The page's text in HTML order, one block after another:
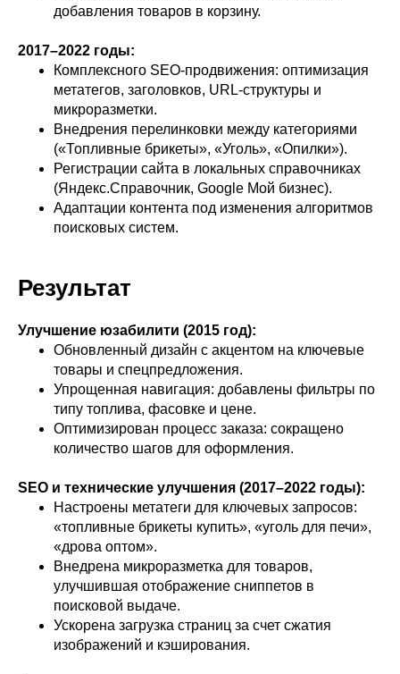
добавления товаров в корзину.
2017–2022 годы:
Комплексного SEO-продвижения: оптимизация
метатегов, заголовков, URL-структуры и
микроразметки.
Внедрения перелинковки между категориями
(«Топливные брикеты», «Уголь», «Опилки»).
Регистрации сайта в локальных справочниках
(Яндекс.Справочник, Google Мой бизнес).
Адаптации контента под изменения алгоритмов
поисковых систем.
Результат
Улучшение юзабилити (2015 год):
Обновленный дизайн с акцентом на ключевые
товары и спецпредложения.
Упрощенная навигация: добавлены фильтры по
типу топлива, фасовке и цене.
Оптимизирован процесс заказа: сокращено
количество шагов для оформления.
SEO и технические улучшения (2017–2022 годы):
Настроены метатеги для ключевых запросов:
«топливные брикеты купить», «уголь для печи»,
«дрова оптом».
Внедрена микроразметка для товаров,
улучшившая отображение сниппетов в
поисковой выдаче.
Ускорена загрузка страниц за счет сжатия
изображений и кэширования.